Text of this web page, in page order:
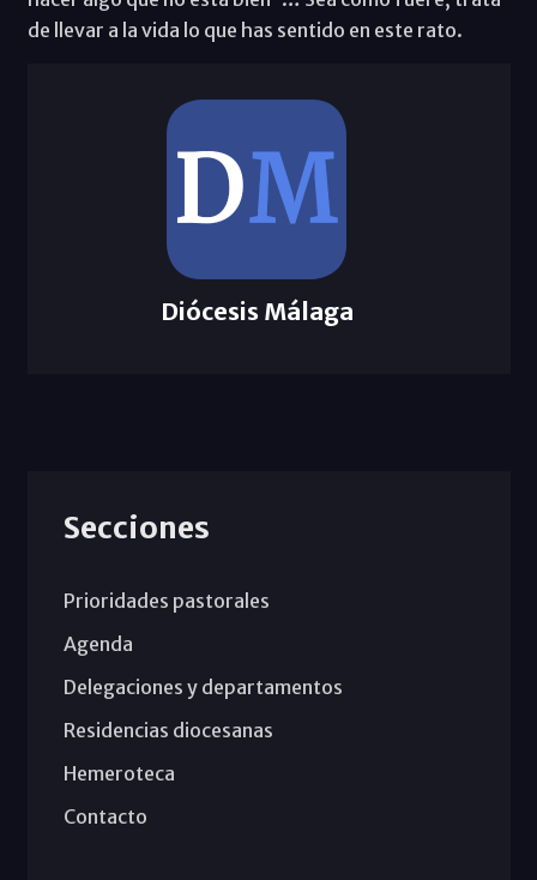
de llevar a la vida lo que has sentido en este rato.
Diócesis Málaga
Secciones
Prioridades pastorales
Agenda
Delegaciones y departamentos
Residencias diocesanas
Hemeroteca
Contacto